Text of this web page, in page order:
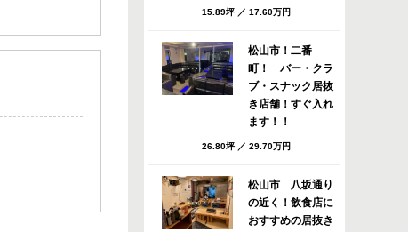
15.89坪 ／ 17.60万円
松山市！二番
町！ バー・クラ
ブ・スナック居抜
き店舗！すぐ入れ
ます！！
26.80坪 ／ 29.70万円
松山市 八坂通り
の近く！飲食店に
おすすめの居抜き